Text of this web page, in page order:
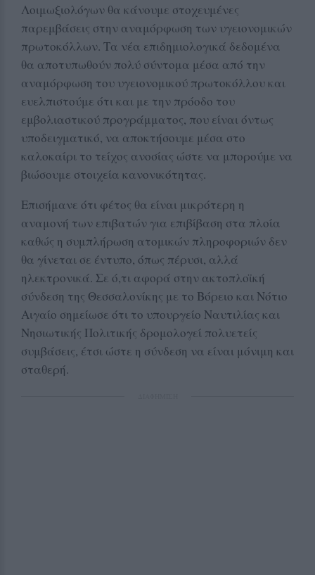
Λοιμωξιολόγων θα κάνουμε στοχευμένες
παρεμβάσεις στην αναμόρφωση των υγειονομικών
πρωτοκόλλων. Τα νέα επιδημιολογικά δεδομένα
θα αποτυπωθούν πολύ σύντομα μέσα από την
αναμόρφωση του υγειονομικού πρωτοκόλλου και
ευελπιστούμε ότι και με την πρόοδο του
εμβολιαστικού προγράμματος, που είναι όντως
υποδειγματικό, να αποκτήσουμε μέσα στο
καλοκαίρι το τείχος ανοσίας ώστε να μπορούμε να
βιώσουμε στοιχεία κανονικότητας.
Επισήμανε ότι φέτος θα είναι μικρότερη η
αναμονή των επιβατών για επιβίβαση στα πλοία
καθώς η συμπλήρωση ατομικών πληροφοριών δεν
θα γίνεται σε έντυπο, όπως πέρυσι, αλλά
ηλεκτρονικά. Σε ό,τι αφορά στην ακτοπλοϊκή
σύνδεση της Θεσσαλονίκης με το Βόρειο και Νότιο
Αιγαίο σημείωσε ότι το υπουργείο Ναυτιλίας και
Νησιωτικής Πολιτικής δρομολογεί πολυετείς
συμβάσεις, έτσι ώστε η σύνδεση να είναι μόνιμη και
σταθερή.